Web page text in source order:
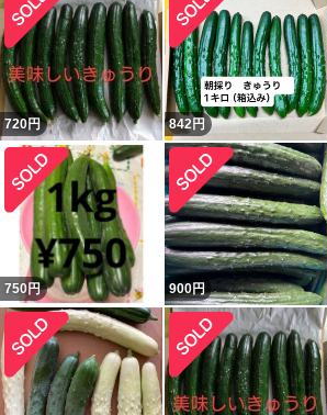
720円 842円
750円 900円